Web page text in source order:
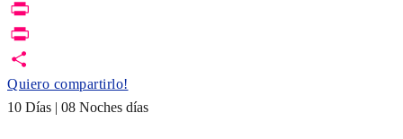
Link
Email
Print
PrintFriendly
Quiero compartirlo!
10 Días | 08 Noches días